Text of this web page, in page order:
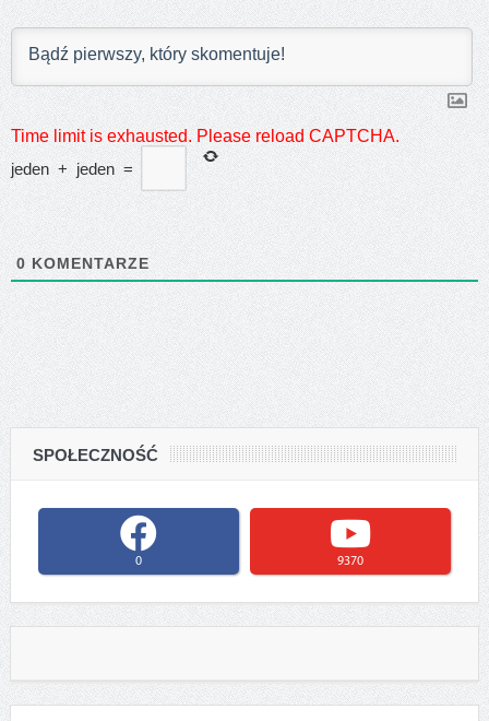
Time limit is exhausted. Please reload CAPTCHA.
jeden + jeden =
0 KOMENTARZE
SPOŁECZNOŚĆ
0 9370